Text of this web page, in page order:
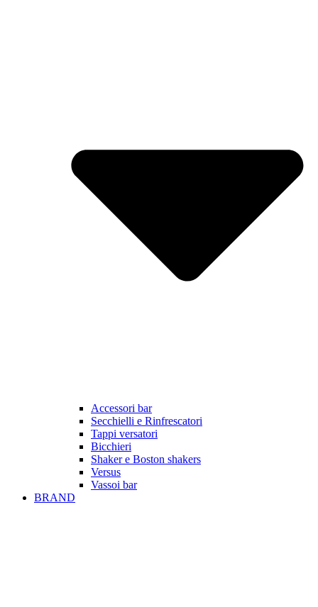
Accessori bar
Secchielli e Rinfrescatori
Tappi versatori
Bicchieri
Shaker e Boston shakers
Versus
Vassoi bar
BRAND